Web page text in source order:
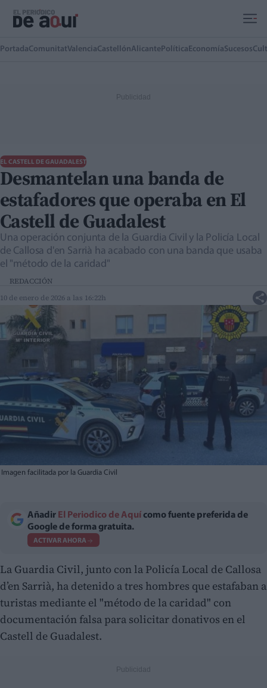
PortadaComunitatValenciaCastellónAlicante Política EconomíaSucesos
EL CASTELL DE GAUADALEST
Desmantelan una banda de
estafadores que operaba en El
Castell de Guadalest
Una operación conjunta de la Guardia Civil y la Policía Local
de Callosa d'en Sarrià ha acabado con una banda que usaba
el "método de la caridad"
REDACCIÓN
10 de enero de 2026 a las 16:22h
Imagen facilitada por la Guardia Civil
Añadir El Periodico de Aquí como fuente preferida de
Google de forma gratuita.
ACTIVAR AHORA
La Guardia Civil, junto con la Policía Local de Callosa
d’en Sarrià, ha detenido a tres hombres que estafaban a
turistas mediante el "método de la caridad" con
documentación falsa para solicitar donativos en el
Castell de Guadalest.